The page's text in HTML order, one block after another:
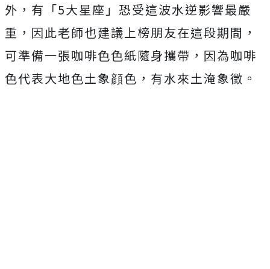
外，有「5大星座」恐受這波水逆影響最嚴
重，因此老師也建議上榜朋友在這段期間，
可準備一張咖啡色色紙隨身攜帶，因為咖啡
色代表大地色土象顔色，有水來土淹象徵。